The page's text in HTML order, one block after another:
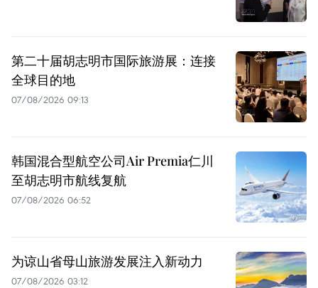
第二十届胡志明市国际旅游展：连接
全球目的地
07/08/2026 09:13
韩国混合型航空公司Air Premia仁川
至胡志明市航线复航
07/08/2026 06:52
为谅山省母山旅游发展注入新动力
07/08/2026 03:12